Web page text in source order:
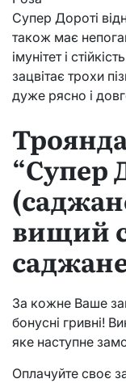
Супер Дороті
також має
імунітет і
зацвітає трохи
дуже рясно і
“Супер
вищий
За кожне Ваше
бонусні гривні!
яке наступне
Оплачуйте своє